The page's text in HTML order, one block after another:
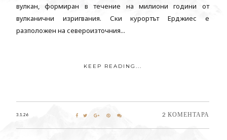
вулкан, формиран в течение на милиони години от
вулканични изригвания. Ски курортът Ерджиес е
разположен на североизточния...
KEEP READING...
3.1.26 2 КОМЕНТАРА